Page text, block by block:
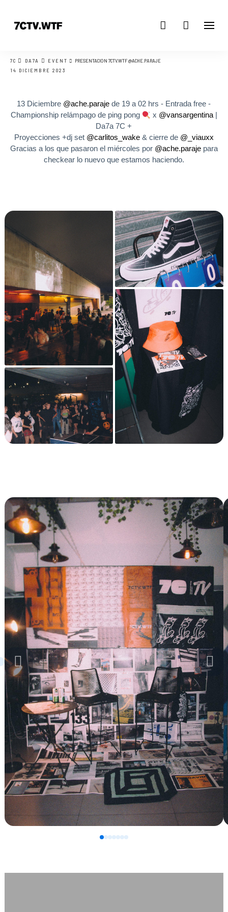
7C DA7A EVENT
PRESENTACIÓN 7CTV.WTF @ACHE.PARAJE
14 DICIEMBRE 2023
13 Diciembre @ache.paraje de 19 a 02 hrs - Entrada free -
Championship relámpago de ping pong
x @vansargentina |
Da7a 7C +
Proyecciones +dj set @carlitos_wake& cierre de @_viauxx
Gracias a los que pasaron el miércoles por @ache.parajepara
checkear lo nuevo que estamos haciendo.
0123456